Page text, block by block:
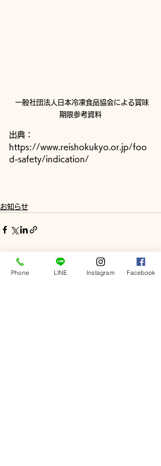
期限参考資料
出典：
https://www.reishokukyo.or.jp/foo
d-safety/indication/
お知らせ
最新記事 すべて表示
Phone LINE Instagram Facebook